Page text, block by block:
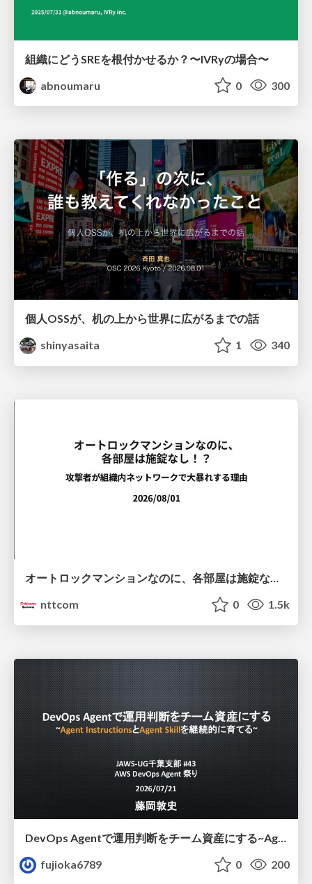
組織にどうSREを根付かせるか？〜IVRyの場合〜
abnoumaru
0 300
個人OSSが、机の上から世界に広がるまでの話
shinyasaita
1 340
オートロックマンションなのに、各部屋は施錠なし！？ 攻撃者が組織内ネットワークで大暴れする理由 / The Front Door Is Locked, but the Rooms Are Wide Open: Why Attackers Move Freely Inside Enterprise Networks
nttcom
0 1.5k
fujioka6789
0 200